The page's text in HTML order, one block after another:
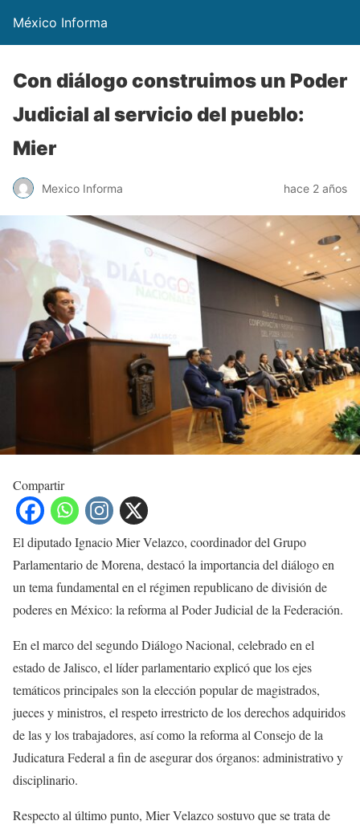
México Informa
Con diálogo construimos un Poder
Judicial al servicio del pueblo:
Mier
Mexico Informa hace 2 años
Compartir
El diputado Ignacio Mier Velazco, coordinador del Grupo
Parlamentario de Morena, destacó la importancia del diálogo en
un tema fundamental en el régimen republicano de división de
poderes en México: la reforma al Poder Judicial de la Federación.
En el marco del segundo Diálogo Nacional, celebrado en el
estado de Jalisco, el líder parlamentario explicó que los ejes
temáticos principales son la elección popular de magistrados,
jueces y ministros, el respeto irrestricto de los derechos adquiridos
de las y los trabajadores, así como la reforma al Consejo de la
Judicatura Federal a fin de asegurar dos órganos: administrativo y
disciplinario.
Respecto al último punto, Mier Velazco sostuvo que se trata de